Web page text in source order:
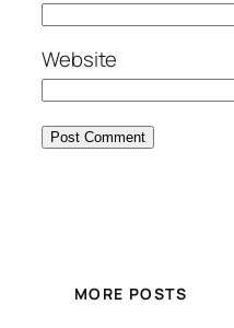
Website
MORE POSTS